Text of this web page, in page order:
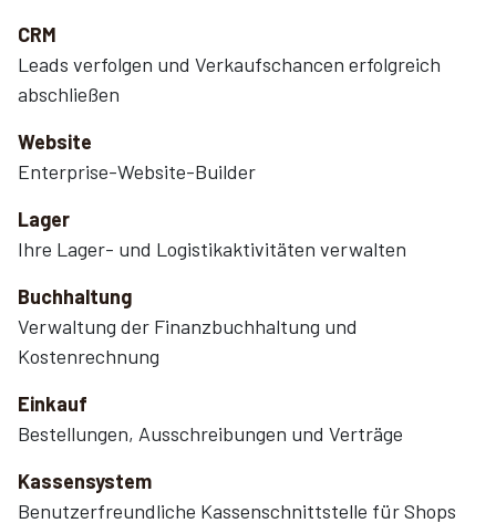
CRM
Leads verfolgen und Verkaufschancen erfolgreich
abschließen
Website
Enterprise-Website-Builder
Lager
Ihre Lager- und Logistikaktivitäten verwalten
Buchhaltung
Verwaltung der Finanzbuchhaltung und
Kostenrechnung
Einkauf
Bestellungen, Ausschreibungen und Verträge
Kassensystem
Benutzerfreundliche Kassenschnittstelle für Shops